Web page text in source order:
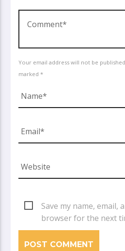
Your email address will not be
marked *
Save my name, email,
browser for the next